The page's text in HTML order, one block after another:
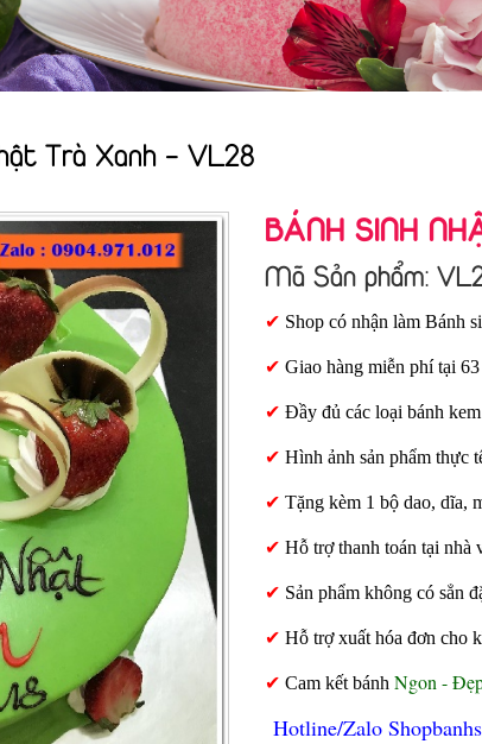
Trà Xanh - VL28
BÁNH SINH
Mã Sản phẩm:
✔ Shop có nhận làm Bánh
✔ Giao hàng miễn phí tại
✔ Đầy đủ các loại bánh
✔ Hình ảnh sản phẩm thực
✔ Tặng kèm 1 bộ dao, dĩa,
✔ Hỗ trợ thanh toán tại nhà
✔ Sản phẩm không có sẳn
✔ Hỗ trợ xuất hóa đơn cho
✔ Cam kết bánh Ngon -
Hotline/Zalo